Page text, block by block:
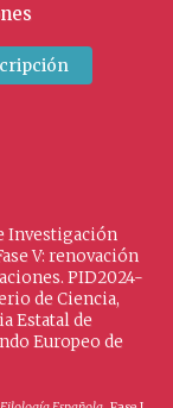
Investigación
V: renovación
PID2024-
de Ciencia,
Estatal de
Europeo de